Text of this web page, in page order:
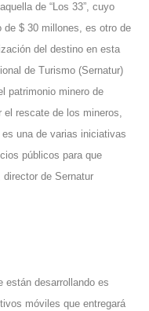
de “Los 33”, cuyo
$ 30 millones, es otro de
del destino en esta
de Turismo (Sernatur)
patrimonio minero de
el rescate de los mineros,
una de varias iniciativas
públicos para que
director de Sernatur
están desarrollando es
móviles que entregará